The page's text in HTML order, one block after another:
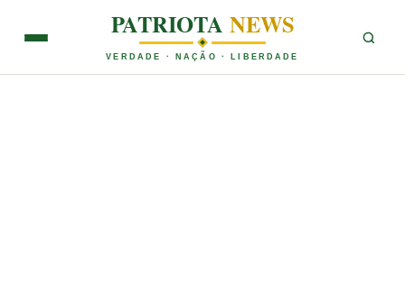
PATRIOTANEWS
VERDADE · NAÇÃO · LIBERDADE